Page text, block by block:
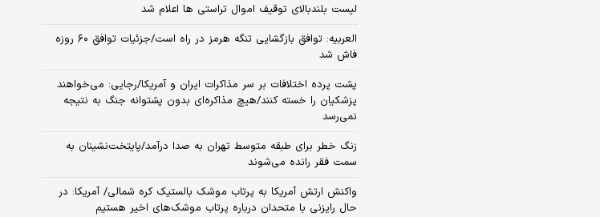
لیست بلندبالای توقیف اموال تراستی ها اعلام شد
العربیه: توافق بازگشایی تنگه هرمز در راه است/جزئیات توافق ۶۰ روزه
فاش شد
پشت پرده اختلافات بر سر مذاکرات ایران و آمریکا/رجایی: می‌خواهند
پزشکیان را خسته کنند/هیچ مذاکره‌ای بدون پشتوانه جنگ به نتیجه
نمی‌رسد
زنگ خطر برای طبقه متوسط تهران به صدا درآمد/پایتخت‌نشینان به
سمت فقر رانده می‌شوند
واکنش ارتش آمریکا به پرتاب موشک بالستیک کره شمالی/ آمریکا: در
حال رایزنی با متحدان درباره پرتاب موشک‌های اخیر هستیم